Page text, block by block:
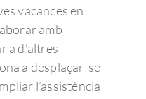
vacances en
amb
a d’altres
a desplaçar-se
l’assistència